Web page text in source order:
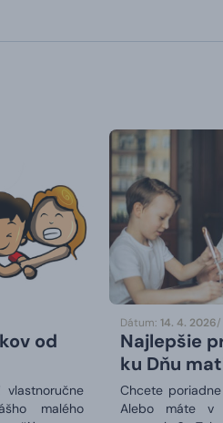
od
malého
Dátum: 14. 4. 2026/
Najlepšie
ku Dňu
Chcete
Alebo máte v